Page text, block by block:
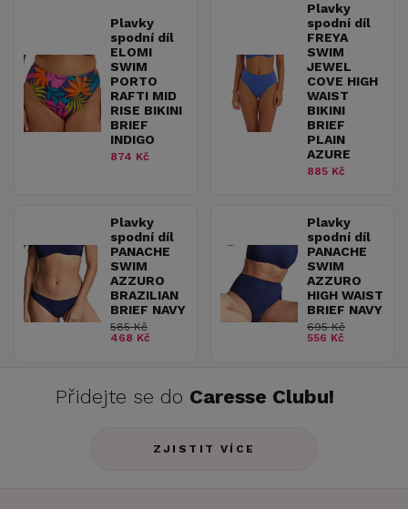
Plavky
spodní díl
ELOMI
SWIM
PORTO
RAFTI MID
RISE BIKINI
BRIEF
INDIGO
874 Kč
Plavky
spodní díl
FREYA
SWIM
JEWEL
COVE HIGH
WAIST
BIKINI
BRIEF
PLAIN
AZURE
885 Kč
Plavky
spodní díl
PANACHE
SWIM
AZZURO
BRAZILIAN
BRIEF NAVY
585 Kč
468 Kč
Plavky
spodní díl
PANACHE
SWIM
AZZURO
HIGH WAIST
BRIEF NAVY
695 Kč
556 Kč
Přidejte se do Caresse Clubu!
ZJISTIT VÍCE